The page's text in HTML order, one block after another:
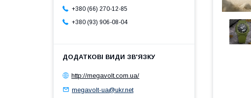
+380 (66) 270-12-85
+380 (93) 906-08-04
http://megavolt.com.ua/
megavolt-ua@ukr.net